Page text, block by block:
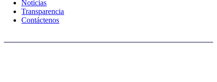
Noticias
Transparencia
Contáctenos